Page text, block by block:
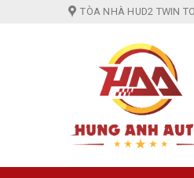
TÒA NHÀ HUD2 TWIN